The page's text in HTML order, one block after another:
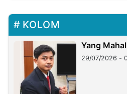
KOLOM
Yang
29/07/2026 -